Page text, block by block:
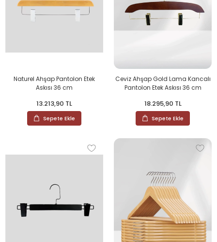
Naturel Ahşap Pantolon Etek
Askısı 36 cm
13.213,90 TL
Sepete Ekle
Ceviz Ahşap Gold Lama Kancalı
Pantolon Etek Askısı 36 cm
18.295,90 TL
Sepete Ekle